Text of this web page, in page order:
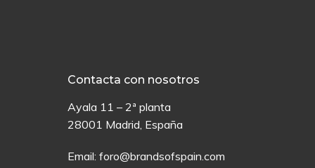
Contacta con nosotros
Ayala 11 – 2ª planta
28001 Madrid, España
Email: foro@brandsofspain.com